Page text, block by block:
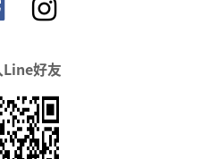
好友